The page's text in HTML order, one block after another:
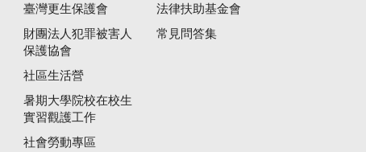
臺灣更生保護會
財團法人犯罪被害人
保護協會
社區生活營
暑期大學院校在校生
實習觀護工作
社會勞動專區
法律扶助基金會
常見問答集